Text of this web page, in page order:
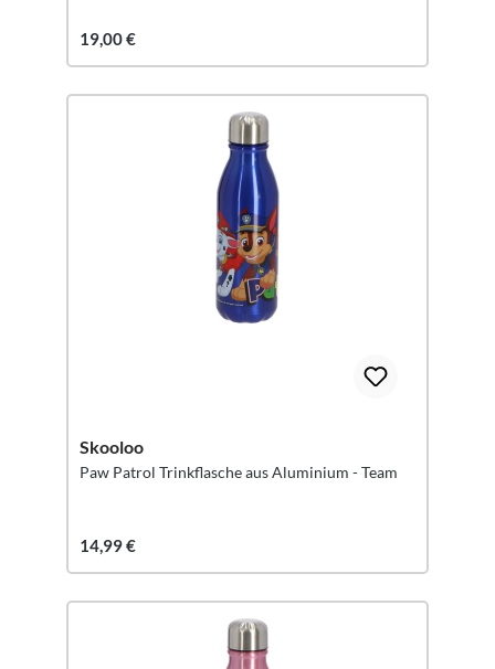
19,00 €
Skooloo
Paw Patrol Trinkflasche aus Aluminium - Team
14,99 €